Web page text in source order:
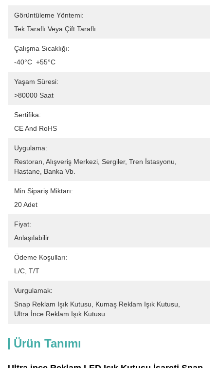
Görüntüleme Yöntemi:
Tek Taraflı Veya Çift Taraflı
Çalışma Sıcaklığı:
-40°C ️ +55°C
Yaşam Süresi:
>80000 Saat
Sertifika:
CE And RoHS
Uygulama:
Restoran, Alışveriş Merkezi, Sergiler, Tren İstasyonu,
Hastane, Banka Vb.
Min Sipariş Miktarı:
20 Adet
Fiyat:
Anlaşılabilir
Ödeme Koşulları:
L/C, T/T
Vurgulamak:
Snap Reklam Işık Kutusu
Kumaş Reklam Işık Kutusu
Ultra İnce Reklam Işık Kutusu
Ürün Tanımı